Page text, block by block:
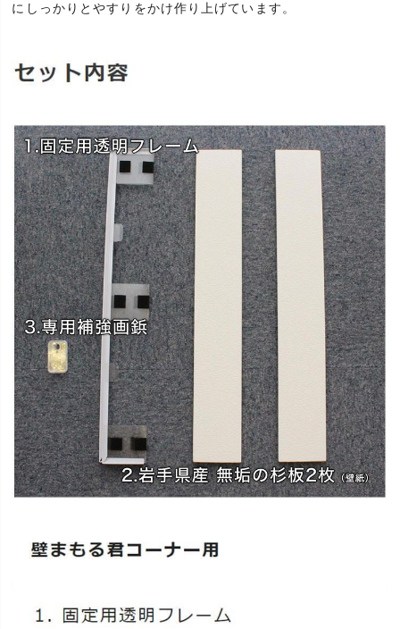
にしっかりとやすりをかけ作り上げています。